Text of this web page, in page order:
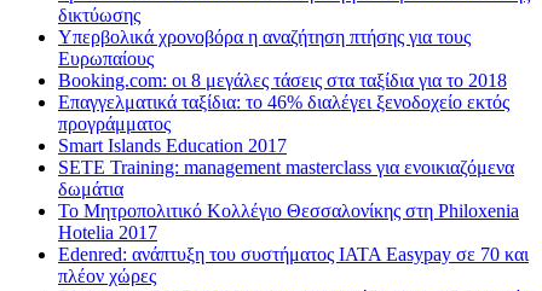
δικτύωσης
Υπερβολικά χρονοβόρα η αναζήτηση πτήσης για τους
Ευρωπαίους
Booking.com: οι 8 μεγάλες τάσεις στα ταξίδια για το 2018
Επαγγελματικά ταξίδια: το 46% διαλέγει ξενοδοχείο εκτός
προγράμματος
Smart Islands Education 2017
SETE Training: management masterclass για ενοικιαζόμενα
δωμάτια
Το Μητροπολιτικό Κολλέγιο Θεσσαλονίκης στη Philoxenia
Hotelia 2017
Edenred: ανάπτυξη του συστήματος IATA Easypay σε 70 και
πλέον χώρες